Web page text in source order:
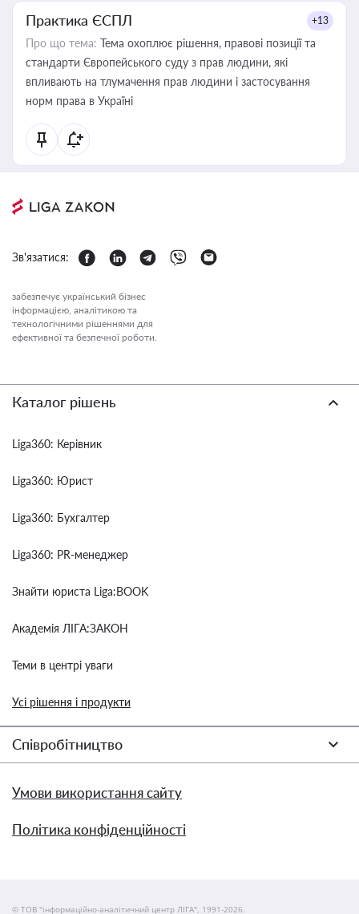
Практика ЄСПЛ +13
Про що тема: Тема охоплює рішення, правові позиції та
стандарти Європейського суду з прав людини, які
впливають на тлумачення прав людини і застосування
норм права в Україні
Зв'язатися:
забезпечує український бізнес
інформацією, аналітикою та
технологічними рішеннями для
ефективної та безпечної роботи.
Каталог рішень
Liga360: Керівник
Liga360: Юрист
Liga360: Бухгалтер
Liga360: PR-менеджер
Знайти юриста Liga:BOOK
Академія ЛІГА:ЗАКОН
Теми в центрі уваги
Усі рішення і продукти
Співробітництво
Умови використання сайту
Політика конфіденційності
© ТОВ "інформаційно-аналітичний центр ЛІГА", 1991-2026.